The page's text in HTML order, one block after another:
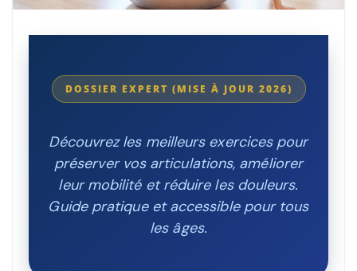
DOSSIER EXPERT (MISE À JOUR 2026)
Découvrez les meilleurs exercices pour
préserver vos articulations, améliorer
leur mobilité et réduire les douleurs.
Guide pratique et accessible pour tous
les âges.